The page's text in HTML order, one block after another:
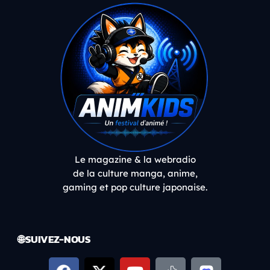
Le magazine & la webradio
de la culture manga, anime,
gaming et pop culture japonaise.
🌐 SUIVEZ-NOUS